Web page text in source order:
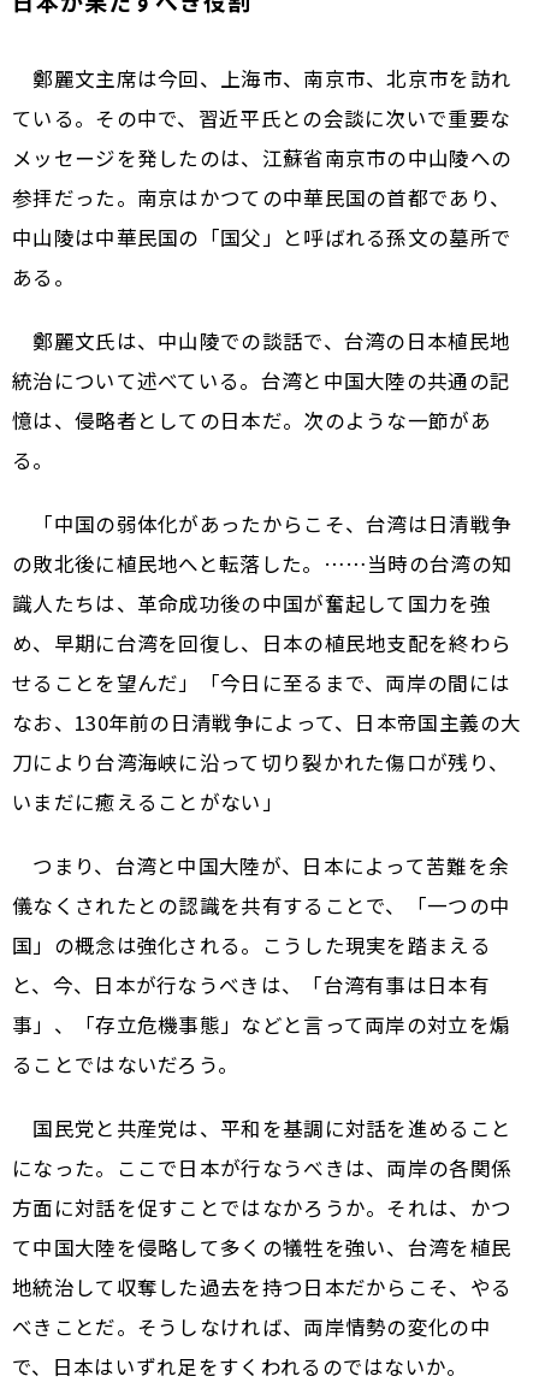
鄭麗文主席は今回、上海市、南京市、北京市を訪れ
ている。その中で、習近平氏との会談に次いで重要な
メッセージを発したのは、江蘇省南京市の中山陵への
参拝だった。南京はかつての中華民国の首都であり、
中山陵は中華民国の「国父」と呼ばれる孫文の墓所で
ある。
鄭麗文氏は、中山陵での談話で、台湾の日本植民地
統治について述べている。台湾と中国大陸の共通の記
憶は、侵略者としての日本だ。次のような一節があ
る。
「中国の弱体化があったからこそ、台湾は日清戦争
の敗北後に植民地へと転落した。……当時の台湾の知
識人たちは、革命成功後の中国が奮起して国力を強
め、早期に台湾を回復し、日本の植民地支配を終わら
せることを望んだ」「今日に至るまで、両岸の間には
なお、130年前の日清戦争によって、日本帝国主義の大
刀により台湾海峡に沿って切り裂かれた傷口が残り、
いまだに癒えることがない」
つまり、台湾と中国大陸が、日本によって苦難を余
儀なくされたとの認識を共有することで、「一つの中
国」の概念は強化される。こうした現実を踏まえる
と、今、日本が行なうべきは、「台湾有事は日本有
事」、「存立危機事態」などと言って両岸の対立を煽
ることではないだろう。
国民党と共産党は、平和を基調に対話を進めること
になった。ここで日本が行なうべきは、両岸の各関係
方面に対話を促すことではなかろうか。それは、かつ
て中国大陸を侵略して多くの犠牲を強い、台湾を植民
地統治して収奪した過去を持つ日本だからこそ、やる
べきことだ。そうしなければ、両岸情勢の変化の中
で、日本はいずれ足をすくわれるのではないか。